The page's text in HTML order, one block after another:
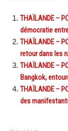
THAÏLANDE –
démocratie
THAÏLANDE –
retour dans les
THAÏLANDE –
Bangkok,
THAÏLANDE –
des